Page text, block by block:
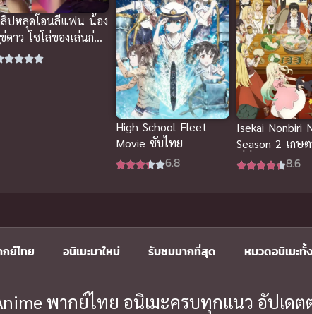
ปหลุดโอนลี่แฟน น้อง
ดาว โซโล่ของเล่นก่อน
ขย่มเอง หุ่นเอ็กซ์จัด
High School Fleet
Movie ซับไทย
6.8
Isekai Nonbiri
Season 2 เกษ
พี่ที่ต่างโลก ภาค
8.6
ย์ไทย อนิเมะมาใหม่ รับชมมากที่สุด หมวดอนิเมะทั้
พากย์ไทย อนิเมะครบทุกแนว อัปเด